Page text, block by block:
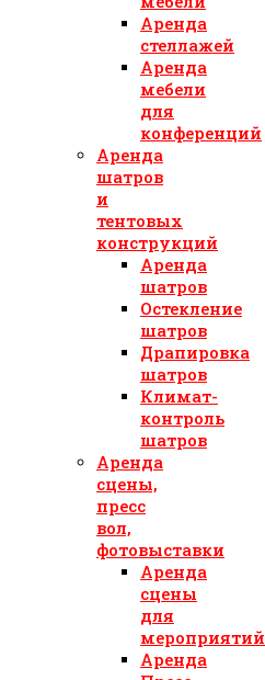
Аренда
стеллажей
Аренда
мебели
для
конференций
Аренда
шатров
и
тентовых
конструкций
Аренда
шатров
Остекление
шатров
Драпировка
шатров
Климат-
контроль
шатров
Аренда
сцены,
пресс
вол,
фотовыставки
Аренда
сцены
для
мероприятий
Аренда